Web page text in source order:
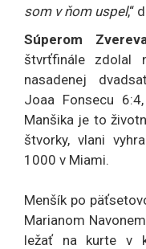
som v ňom uspel,“
Súperom
štvrťfinále zdolal
nasadenej
Joaa Fonsecu
Manšika je to
štvorky, vlani
1000 v Miami.
Menšík po
Marianom
ležať na kurte v